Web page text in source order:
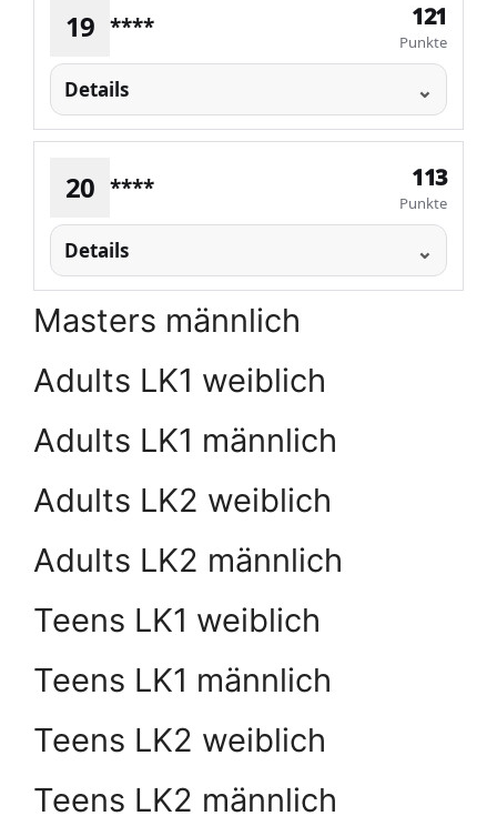
19 **** 121
Punkte
Details
20 **** 113
Punkte
Details
Masters männlich
Adults LK1 weiblich
Adults LK1 männlich
Adults LK2 weiblich
Adults LK2 männlich
Teens LK1 weiblich
Teens LK1 männlich
Teens LK2 weiblich
Teens LK2 männlich